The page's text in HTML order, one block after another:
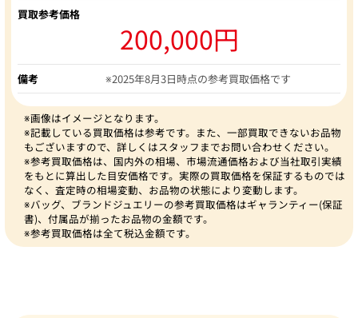
買取参考価格
200,000円
備考 ※2025年8月3日時点の参考買取価格です
※画像はイメージとなります。
※記載している買取価格は参考です。また、一部買取できないお品物
もございますので、詳しくはスタッフまでお問い合わせください。
※参考買取価格は、国内外の相場、市場流通価格および当社取引実績
をもとに算出した目安価格です。実際の買取価格を保証するものでは
なく、査定時の相場変動、お品物の状態により変動します。
※バッグ、ブランドジュエリーの参考買取価格はギャランティー(保証
書)、付属品が揃ったお品物の金額です。
※参考買取価格は全て税込金額です。